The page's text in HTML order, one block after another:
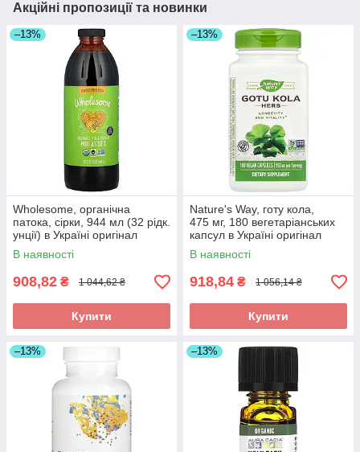
Акційні пропозиції та новинки
–13%
Wholesome, органічна
патока, сірки, 944 мл (32 рідк.
унції) в Україні оригінал
В наявності
908,82 ₴ 1 044,62 ₴
Купити
–13%
Nature's Way, готу кола,
475 мг, 180 вегетаріанських
капсул в Україні оригінал
В наявності
918,84 ₴ 1 056,14 ₴
Купити
–13% –13%